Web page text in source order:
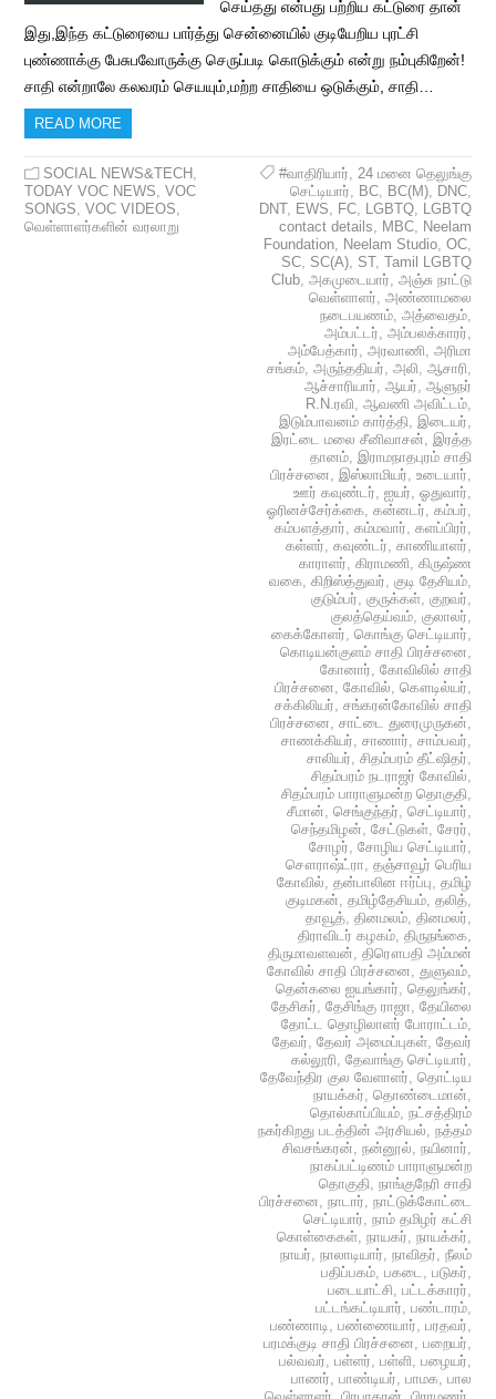
செய்தது என்பது பற்றிய கட்டுரை தான்
இது,இந்த கட்டுரையை பார்த்து சென்னையில் குடியேறிய புரட்சி
புண்ணாக்கு பேசுபவோருக்கு செருப்படி கொடுக்கும் என்று நம்புகிறேன்!
சாதி என்றாலே கலவரம் செயயும்,மற்ற சாதியை ஒடுக்கும், சாதி…
READ MORE
SOCIAL NEWS&TECH ,
TODAY VOC NEWS,VOC
SONGS,VOC VIDEOS,
வெள்ளாளர்களின் வரலாறு
#வாதிரியார், 24 மனை தெலுங்கு
செட்டியார், BC, BC(M), DNC,
DNT, EWS, FC, LGBTQ, LGBTQ
contact details, MBC, Neelam
Foundation, Neelam Studio, OC,
SC, SC(A), ST, Tamil LGBTQ
Club, அகமுடையார், அஞ்சு நாட்டு
வெள்ளாளர், அண்ணாமலை
நடைபயணம், அத்வைதம்,
அம்பட்டர், அம்பலக்காரர்,
அம்பேத்கார், அரவாணி, அரிமா
சங்கம், அருந்ததியர், அலி, ஆசாரி,
ஆச்சாரியார், ஆயர், ஆளுநர்
R.N.ரவி, ஆவணி அவிட்டம்,
இடும்பாவனம் கார்த்தி, இடையர்,
இரட்டை மலை சீனிவாசன், இரத்த
தானம், இராமநாதபுரம் சாதி
பிரச்சனை, இஸ்லாமியர், உடையார்,
ஊர் கவுண்டர், ஐயர், ஓதுவார்,
ஓரினச்சேர்க்கை, கன்னடர், கம்பர்,
கம்பளத்தார், கம்மவார், களப்பிரர்,
கள்ளர், கவுண்டர், காணியாளர்,
காராளர், கிராமணி, கிருஷ்ண
வகை, கிறிஸ்த்துவர், குடி தேசியம்,
குடும்பர், குருக்கள், குறவர்,
குலத்தெய்வம், குலாலர்,
கைக்கோளர், கொங்கு செட்டியார்,
கொடியன்குளம் சாதி பிரச்சனை,
கோனார், கோவிலில் சாதி
பிரச்சனை, கோவில், கௌடில்யர்,
சக்கிலியர், சங்கரன்கோவில் சாதி
பிரச்சனை, சாட்டை துரைமுருகன்,
சாணக்கியர், சாணார், சாம்பவர்,
சாலியர், சிதம்பரம் தீட்ஷிதர்,
சிதம்பரம் நடராஜர் கோவில்,
சிதம்பரம் பாராளுமன்ற தொகுதி,
சீமான், செங்குந்தர், செட்டியார்,
செந்தமிழன், சேட்டுகள், சேரர்,
சோழர், சோழிய செட்டியார்,
சௌராஷ்ட்ரா, தஞ்சாவூர் பெரிய
கோவில், தன்பாலின ஈர்ப்பு, தமிழ்
குடிமகன், தமிழ்தேசியம், தலித்,
தாவூத், தினமலம், தினமலர்,
திராவிடர் கழகம், திருநங்கை,
திருமாவளவன், திரௌபதி அம்மன்
கோவில் சாதி பிரச்சனை, துளுவம்,
தென்கலை ஐயங்கார், தெலுங்கர்,
தேசிகர், தேசிங்கு ராஜா, தேயிலை
தோட்ட தொழிலாளர் போராட்டம்,
தேவர், தேவர் அமைப்புகள், தேவர்
கல்லூரி, தேவாங்கு செட்டியார்,
தேவேந்திர குல வேளாளர், தொட்டிய
நாயக்கர், தொண்டைமான்,
தொல்காப்பியம், நட்சத்திரம்
நகர்கிறது படத்தின் அரசியல், நத்தம்
சிவசங்கரன், நன்னூல், நயினார்,
நாகப்பட்டிணம் பாராளுமன்ற
தொகுதி, நாங்குநேரி சாதி
பிரச்சனை, நாடார், நாட்டுக்கோட்டை
செட்டியார், நாம் தமிழர் கட்சி
கொள்கைகள், நாயகர், நாயக்கர்,
நாயர், நாலாடியார், நாவிதர், நீலம்
பதிப்பகம், பகடை, படுகர்,
படையாட்சி, பட்டக்காரர்,
பட்டங்கட்டியார், பண்டாரம்,
பண்ணாடி, பண்ணையார், பரதவர்,
பரமக்குடி சாதி பிரச்சனை, பறையர்,
பல்வவர், பள்ளர், பள்ளி, பழையர்,
பாணர், பாண்டியர், பாமக, பால